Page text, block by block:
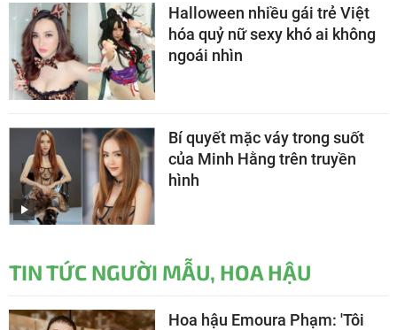
Halloween nhiều gái trẻ Việt
hóa quỷ nữ sexy khó ai không
ngoái nhìn
Bí quyết mặc váy trong suốt
của Minh Hằng trên truyền
hình
TIN TỨC NGƯỜI MẪU, HOA HẬU
Hoa hậu Emoura Phạm: 'Tôi